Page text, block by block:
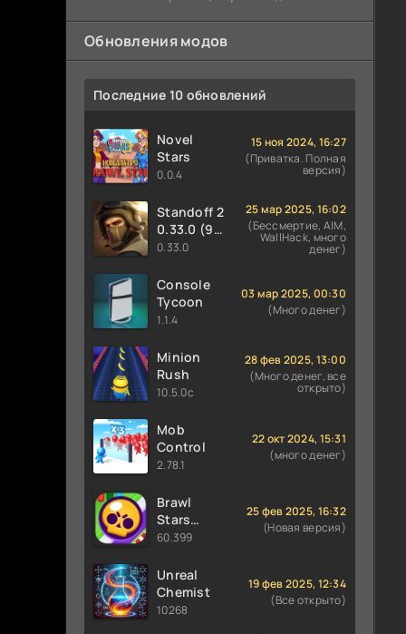
Обновления модов
Последние 10 обновлений
Novel
Stars
0.0.4
15 ноя 2024, 16:27
(Приватка. Полная
версия)
Standoff 2
0.33.0 (9
сезон
0.33.0
25 мар 2025, 16:02
(Бессмертие, AIM,
WallHack, много
денег)
Console
Tycoon
1.1.4
03 мар 2025, 00:30
(Много денег)
Minion
Rush
10.5.0c
28 фев 2025, 13:00
(Много денег, все
открыто)
Mob
Control
2.78.1
22 окт 2024, 15:31
(много денег)
Brawl
Stars
60.399 (36
Финкс и
Луми
60.399
25 фев 2025, 16:32
(Новая версия)
Unreal
Chemist
10268
19 фев 2025, 12:34
(Все открыто)